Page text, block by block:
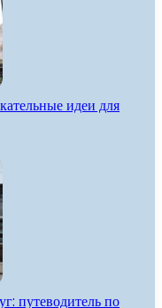
идеи для
путеводитель по